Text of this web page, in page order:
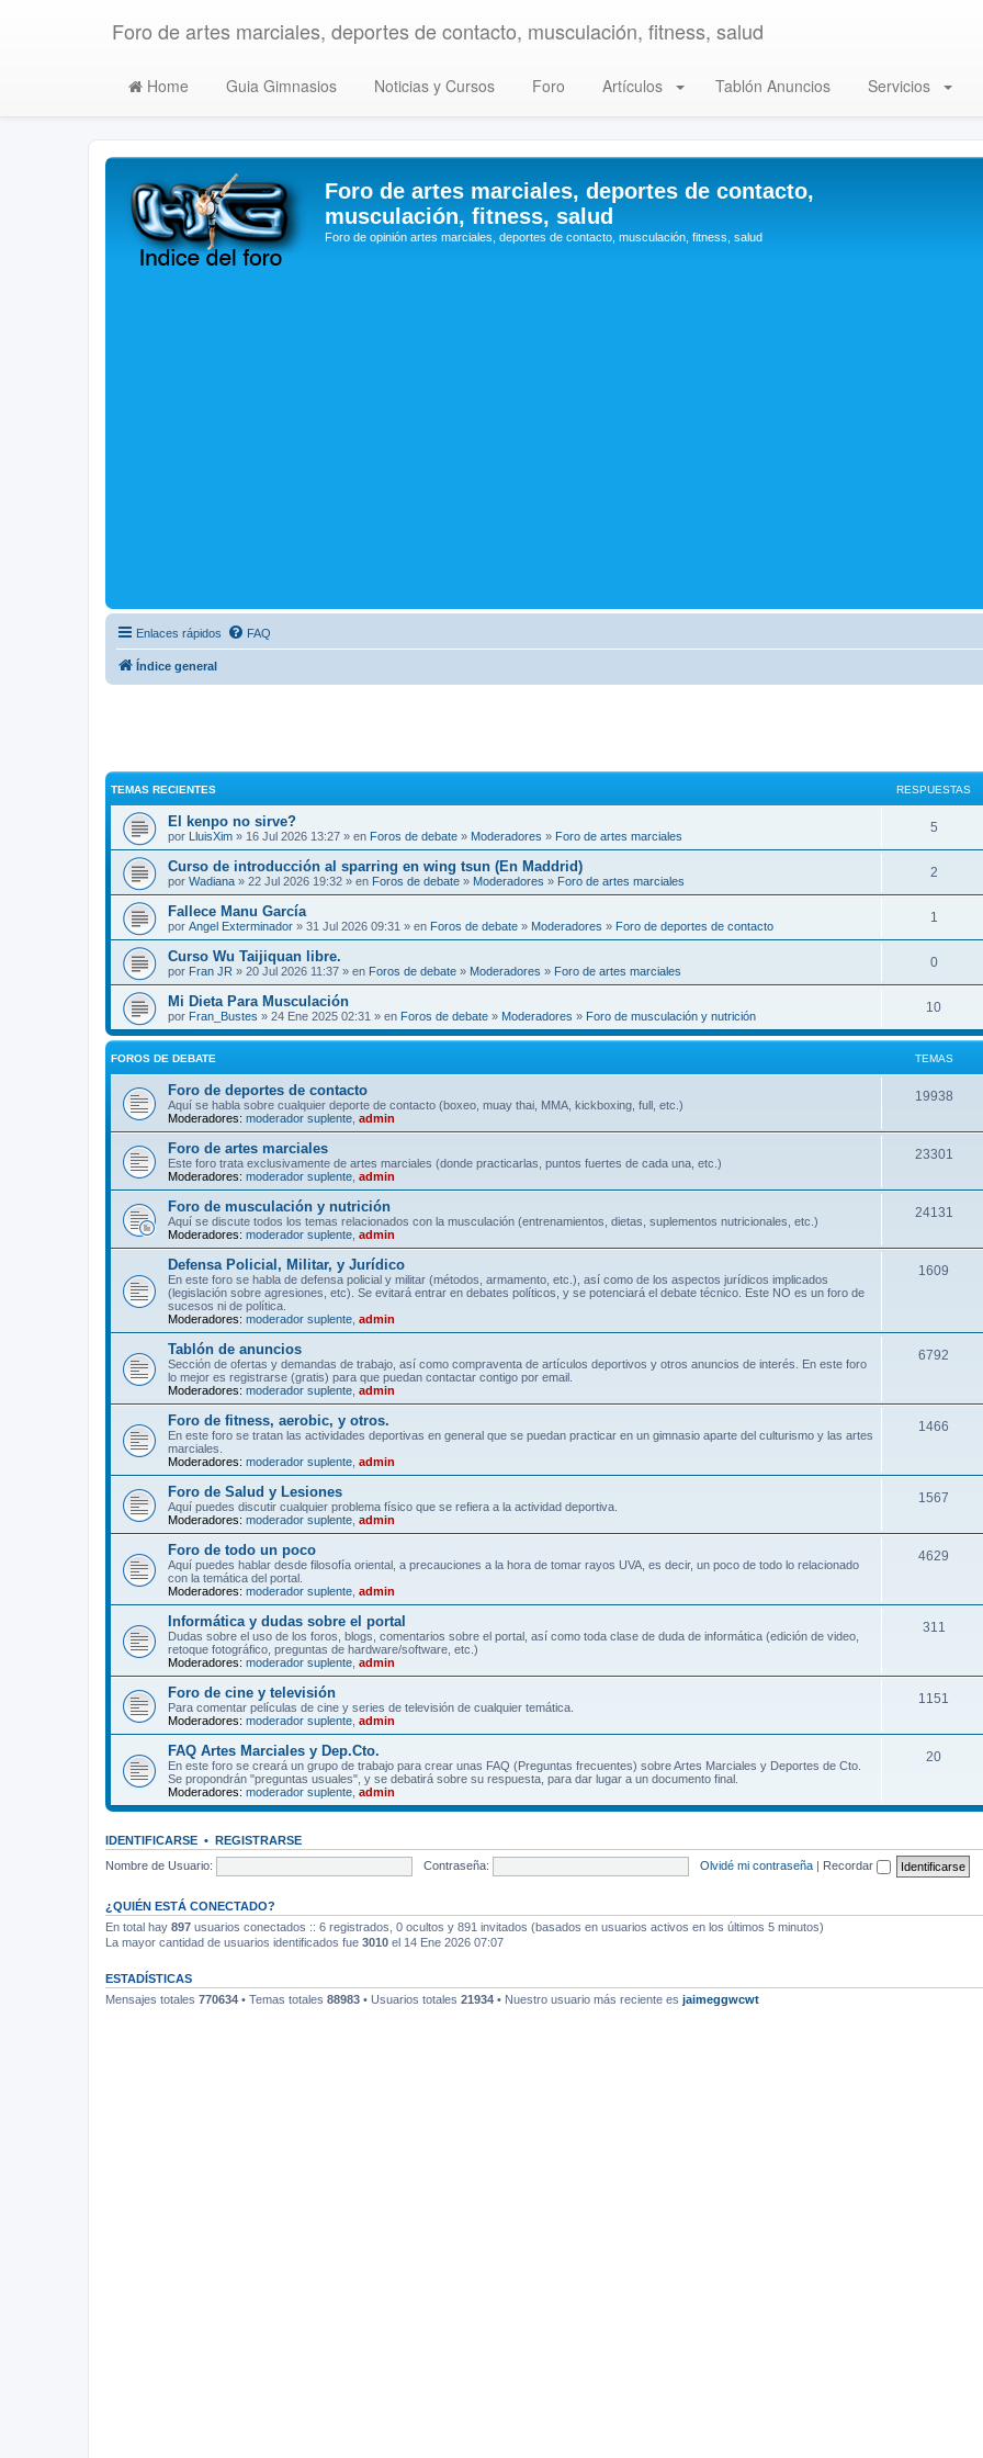
Foro de artes marciales, deportes de contacto, musculación, fitness, salud
Home Guia Gimnasios Noticias y Cursos Foro Artículos Tablón Anuncios Servicios
Foro de artes marciales, deportes de contacto,
musculación, fitness, salud
Foro de opinión artes marciales, deportes de contacto, musculación, fitness, salud
Enlaces rápidos FAQ
Índice general
TEMAS RECIENTES RESPUESTAS
El kenpo no sirve?
por LluisXim » 16 Jul 2026 13:27 » en Foros de debate » Moderadores » Foro de artes marciales
5
Curso de introducción al sparring en wing tsun (En Maddrid)
por Wadiana » 22 Jul 2026 19:32 » en Foros de debate » Moderadores » Foro de artes marciales
2
Fallece Manu García
por Angel Exterminador » 31 Jul 2026 09:31 » en Foros de debate » Moderadores » Foro de deportes de contacto
1
Curso Wu Taijiquan libre.
por Fran JR » 20 Jul 2026 11:37 » en Foros de debate » Moderadores » Foro de artes marciales
0
Mi Dieta Para Musculación
por Fran_Bustes » 24 Ene 2025 02:31 » en Foros de debate » Moderadores » Foro de musculación y nutrición
10
FOROS DE DEBATE TEMAS
Foro de deportes de contacto
Aquí se habla sobre cualquier deporte de contacto (boxeo, muay thai, MMA, kickboxing, full, etc.)
Moderadores: moderador suplente admin
19938
Foro de artes marciales
Este foro trata exclusivamente de artes marciales (donde practicarlas, puntos fuertes de cada una, etc.)
Moderadores: moderador suplente admin
23301
Foro de musculación y nutrición
Aquí se discute todos los temas relacionados con la musculación (entrenamientos, dietas, suplementos nutricionales, etc.)
Moderadores: moderador suplente admin
24131
Defensa Policial, Militar, y Jurídico
En este foro se habla de defensa policial y militar (métodos, armamento, etc.), así como de los aspectos jurídicos implicados
(legislación sobre agresiones, etc). Se evitará entrar en debates políticos, y se potenciará el debate técnico. Este NO es un foro de
sucesos ni de política.
Moderadores: moderador suplente admin
1609
Tablón de anuncios
Sección de ofertas y demandas de trabajo, así como compraventa de artículos deportivos y otros anuncios de interés. En este foro
lo mejor es registrarse (gratis) para que puedan contactar contigo por email.
Moderadores: moderador suplente admin
6792
Foro de fitness, aerobic, y otros.
En este foro se tratan las actividades deportivas en general que se puedan practicar en un gimnasio aparte del culturismo y las artes
marciales.
Moderadores: moderador suplente admin
1466
Foro de Salud y Lesiones
Aquí puedes discutir cualquier problema físico que se refiera a la actividad deportiva.
Moderadores: moderador suplente admin
1567
Foro de todo un poco
Aquí puedes hablar desde filosofía oriental, a precauciones a la hora de tomar rayos UVA, es decir, un poco de todo lo relacionado
con la temática del portal.
Moderadores: moderador suplente admin
4629
Informática y dudas sobre el portal
Dudas sobre el uso de los foros, blogs, comentarios sobre el portal, así como toda clase de duda de informática (edición de video,
retoque fotográfico, preguntas de hardware/software, etc.)
Moderadores: moderador suplente admin
311
Foro de cine y televisión
Para comentar películas de cine y series de televisión de cualquier temática.
Moderadores: moderador suplente admin
1151
FAQ Artes Marciales y Dep.Cto.
En este foro se creará un grupo de trabajo para crear unas FAQ (Preguntas frecuentes) sobre Artes Marciales y Deportes de Cto.
Se propondrán "preguntas usuales", y se debatirá sobre su respuesta, para dar lugar a un documento final.
Moderadores: moderador suplente admin
20
IDENTIFICARSE • REGISTRARSE
Nombre de Usuario:
Contraseña: Olvidé mi contraseña | Recordar
¿QUIÉN ESTÁ CONECTADO?
En total hay 897 usuarios conectados :: 6 registrados, 0 ocultos y 891 invitados (basados en usuarios activos en los últimos 5 minutos)
La mayor cantidad de usuarios identificados fue 3010 el 14 Ene 2026 07:07
ESTADÍSTICAS
Mensajes totales 770634 • Temas totales 88983 • Usuarios totales 21934 • Nuestro usuario más reciente es jaimeggwcwt